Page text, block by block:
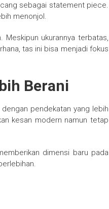
sebagai statement piece.
menonjol.
ukurannya terbatas,
tas ini bisa menjadi fokus
Berani
pendekatan yang lebih
kesan modern namun tetap
dimensi baru pada